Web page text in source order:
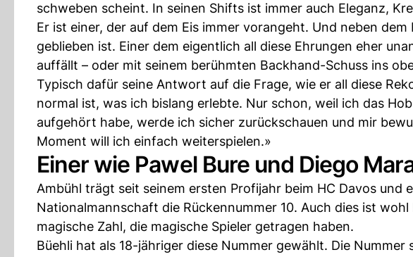
schweben scheint. In seinen Shifts ist immer auch Eleganz,
Er ist einer, der auf dem Eis immer vorangeht. Und neben
geblieben ist. Einer dem eigentlich all diese Ehrungen eher
auffällt – oder mit seinem berühmten Backhand-Schuss ins
Typisch dafür seine Antwort auf die Frage, wie er all diese
normal ist, was ich bislang erlebte. Nur schon, weil ich das
aufgehört habe, werde ich sicher zurückschauen und mir
Moment will ich einfach weiterspielen.»
Einer wie Pawel Bure und Diego
Ambühl trägt seit seinem ersten Profijahr beim HC Davos und
Nationalmannschaft die Rückennummer 10. Auch dies ist
magische Zahl, die magische Spieler getragen haben.
Büehli hat als 18-jähriger diese Nummer gewählt. Die Nummer